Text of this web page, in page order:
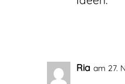
Ria am 27.